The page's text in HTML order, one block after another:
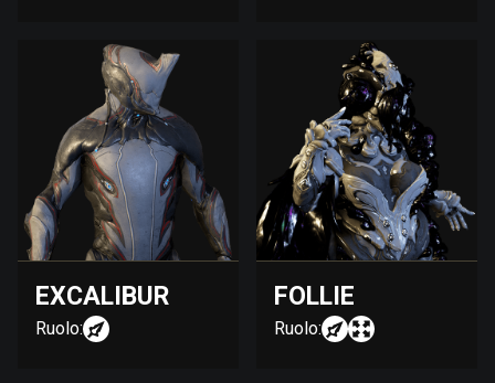
EXCALIBUR
Ruolo:
FOLLIE
Ruolo: